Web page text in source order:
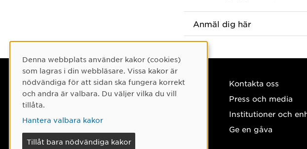
Anmäl dig här
Umeå universitet
901 87 Umeå
Kontakta oss
Press och media
Institutioner och
Ge en gåva
Cookie-samtycke
Denna webbplats använder kakor (cookies)
som lagras i din webbläsare. Vissa kakor är
nödvändiga för att sidan ska fungera korrekt
och andra är valbara. Du väljer vilka du vill
tillåta.
Hantera valbara kakor
Tillåt bara nödvändiga kakor